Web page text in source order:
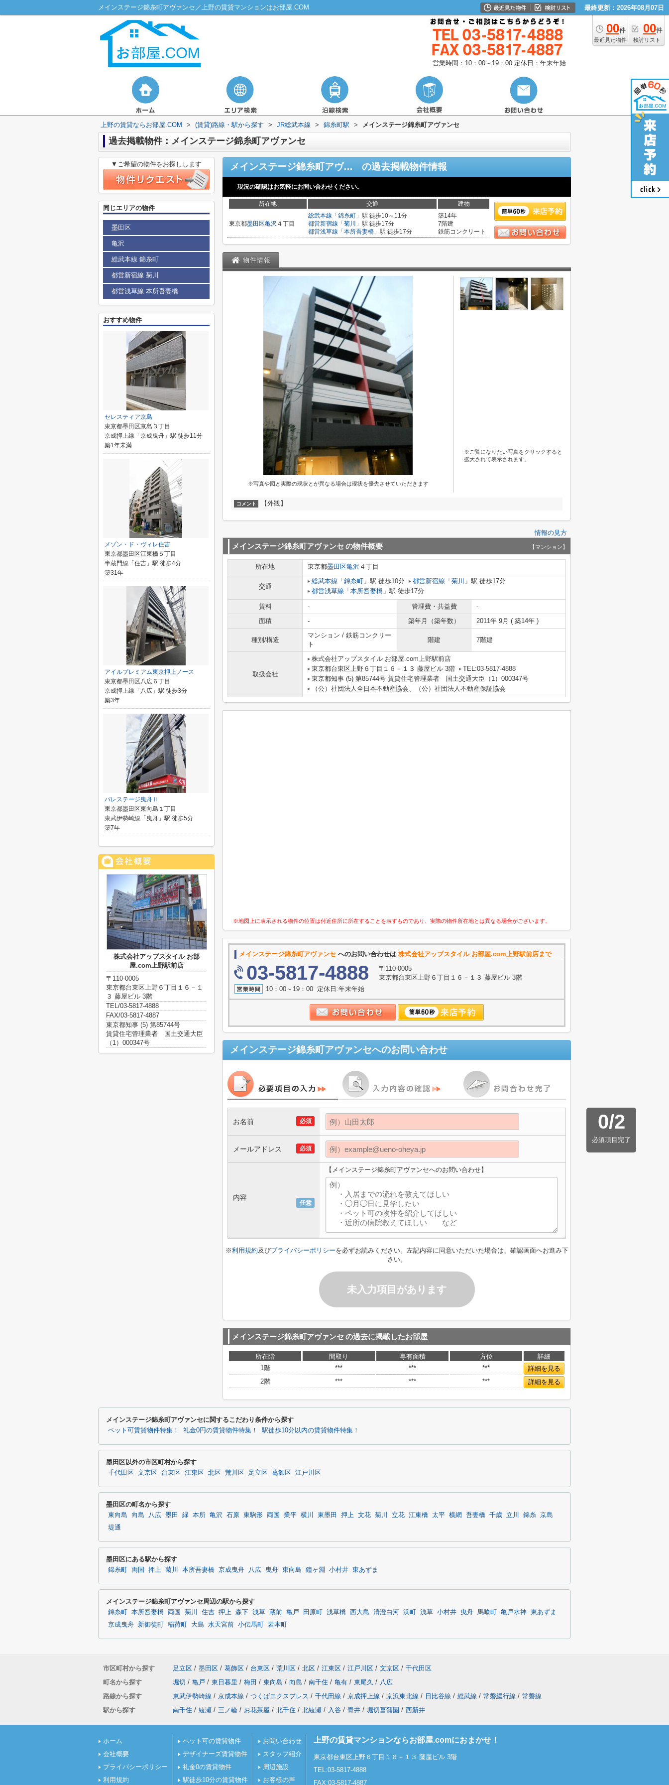
メインステージ錦糸町アヴァンセ／上野の賃貸マンションはお部屋.COM 最終更新：2026年08月07日
00件
最近見た物件
00件
検討リスト
営業時間：10：00～19：00 定休日：年末年始
上野の賃貸ならお部屋.COM > (賃貸)路線・駅から探す > JR総武本線 > 錦糸町駅 > メインステージ錦糸町アヴァンセ
過去掲載物件：メインステージ錦糸町アヴァンセ
メインステージ錦糸町アヴァンセ の過去掲載物件情報
現況の確認はお気軽にお問い合わせください。
所在地 交通 建物
東京都墨田区亀沢 ４丁目
総武本線 「 錦糸町 」駅 徒歩10～11分
都営新宿線 「 菊川
」駅 徒歩17分
都営浅草線 「 本所吾妻橋 」駅 徒歩17分
築14年
7階建
鉄筋コンクリート
物件情報
※写真や図と実際の現状とが異なる場合は現状を優先させていただきます
※ご覧になりたい写真をクリックすると
拡大されて表示されます。
コメント 【外観】
情報の見方
メインステージ錦糸町アヴァンセ の物件概要 【マンション】
所在地 東京都墨田区亀沢 ４丁目
交通
総武本線 「 錦糸町 」駅 徒歩10分 都営新宿線 「 菊川 」駅 徒歩17分
都営浅草線 「 本所吾妻橋 」駅 徒歩17分
賃料 - 管理費・共益費
-
面積
- 築年月（築年数） 2011年 9月 ( 築14年 )
種別/構造
マンション / 鉄筋コンクリー
ト
階建 7階建
取扱会社
株式会社アップスタイル お部屋.com上野駅前店
東京都台東区上野６丁目１６－１３ 藤屋ビル 3階
TEL:03-5817-4888
東京都知事 (5) 第85744号 賃貸住宅管理業者 国土交通大臣（1）000347号
（公）社団法人全日本不動産協会、（公）社団法人不動産保証協会
※地図上に表示される物件の位置は付近住所に所在することを表すものであり、実際の物件所在地とは異なる場合がございます。
メインステージ錦糸町アヴァンセ へのお問い合わせは 株式会社アップスタイル お部屋.com上野駅前店まで
03-5817-4888
〒110-0005
東京都台東区上野６丁目１６－１３ 藤屋ビル 3階
10：00～19：00 定休日:年末年始
メインステージ錦糸町アヴァンセへのお問い合わせ
0/2
必須項目完了
必須
お名前
必須
メールアドレス
任意
内容
【メインステージ錦糸町アヴァンセへのお問い合わせ】
※利用規約及びプライバシーポリシーを必ずお読みください。左記内容に同意いただいた場合は、確認画面へお進み下
さい。
未入力項目があります
メインステージ錦糸町アヴァンセ の過去に掲載したお部屋
所在階 間取り 専有面積 方位
詳細
1階
*** *** ***
詳細を見る
2階
*** *** *** 詳細を見る
▼ご希望の物件をお探しします
同じエリアの物件
墨田区
亀沢
総武本線 錦糸町
都営新宿線 菊川
都営浅草線 本所吾妻橋
おすすめ物件
セレスティア京島
東京都墨田区京島３丁目
京成押上線「京成曳舟」駅 徒歩11分
築1年未満
メゾン・ド・ヴィレ住吉
東京都墨田区江東橋５丁目
半蔵門線「住吉」駅 徒歩4分
築31年
アイルプレミアム東京押上ノース
東京都墨田区八広６丁目
京成押上線「八広」駅 徒歩3分
築3年
パレステージ曳舟Ⅱ
東京都墨田区東向島１丁目
東武伊勢崎線「曳舟」駅 徒歩5分
築7年
株式会社アップスタイル お部
屋.com上野駅前店
〒110-0005
東京都台東区上野６丁目１６－１
３ 藤屋ビル 3階
TEL/03-5817-4888
FAX/03-5817-4887
東京都知事 (5) 第85744号
賃貸住宅管理業者 国土交通大臣
（1）000347号
メインステージ錦糸町アヴァンセに関するこだわり条件から探す
ペット可賃貸物件特集！ 礼金0円の賃貸物件特集！ 駅徒歩10分以内の賃貸物件特集！
墨田区以外の市区町村から探す
千代田区 文京区 台東区 江東区 北区 荒川区 足立区 葛飾区 江戸川区
墨田区の町名から探す
東向島 向島 八広 墨田 緑 本所 亀沢 石原 東駒形 両国 業平 横川 東墨田 押上 文花 菊川 立花 江東橋 太平 横網 吾妻橋 千歳 立川 錦糸 京島
堤通
墨田区にある駅から探す
錦糸町 両国 押上 菊川 本所吾妻橋 京成曳舟 八広 曳舟 東向島 鐘ヶ淵 小村井 東あずま
メインステージ錦糸町アヴァンセ周辺の駅から探す
錦糸町 本所吾妻橋 両国 菊川 住吉 押上 森下 浅草 蔵前 亀戸 田原町 浅草橋 西大島 清澄白河 浜町 浅草 小村井 曳舟 馬喰町 亀戸水神 東あずま
京成曳舟
新御徒町 稲荷町 大島 水天宮前 小伝馬町 岩本町
市区町村から探す 足立区 / 墨田区 / 葛飾区 / 台東区 / 荒川区 / 北区 / 江東区 / 江戸川区 / 文京区 / 千代田区
町名から探す
堀切 / 亀戸 / 東日暮里 / 梅田 / 東向島 / 向島 / 南千住 / 亀有 / 東尾久 / 八広
路線から探す
東武伊勢崎線 / 京成本線 / つくばエクスプレス / 千代田線 / 京成押上線 / 京浜東北線 / 日比谷線 / 総武線 / 常磐緩行線 / 常磐線
駅から探す
南千住 / 綾瀬 / 三ノ輪 / お花茶屋 / 北千住 / 北綾瀬 / 入谷 / 青井 / 堀切菖蒲園 / 西新井
ホーム
会社概要
プライバシーポリシー
利用規約
ペット可の賃貸物件
デザイナーズ賃貸物件
礼金0の賃貸物件
駅徒歩10分の賃貸物件
お問い合わせ
スタッフ紹介
周辺施設
お客様の声
上野の賃貸マンションならお部屋.comにおまかせ！
東京都台東区上野６丁目１６－１３ 藤屋ビル 3階
TEL:03-5817-4888
FAX:03-5817-4887